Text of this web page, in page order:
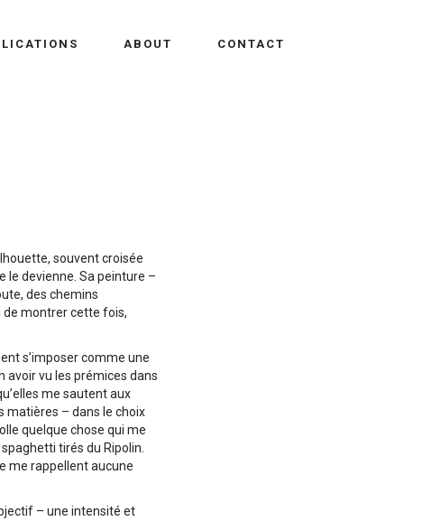
ABOUT CONTACT
souvent croisée
le devienne. Sa peinture –
des chemins
de montrer cette fois,
s’imposer comme une
avoir vu les prémices dans
me sautent aux
matières – dans le choix
quelque chose qui me
tirés du Ripolin.
me rappellent aucune
– une intensité et